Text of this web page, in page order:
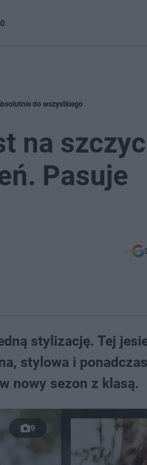
do wszystkiego
na
Pasuje
stylizację. Tej
stylowa i
nowy sezon z klasą.
9